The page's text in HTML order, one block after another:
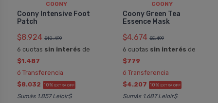
COONY
Coony Intensive Foot
Patch
$8.924 $10.499
6 cuotas sin interés de
$1.487
ó Transferencia
$8.032 10% EXTRA OFF
Sumás 1.857 Leloir$
COONY
Coony Green Tea
Essence Mask
$4.674 $5.499
6 cuotas sin interés de
$779
ó Transferencia
$4.207 10% EXTRA OFF
Sumás 1.687 Leloir$